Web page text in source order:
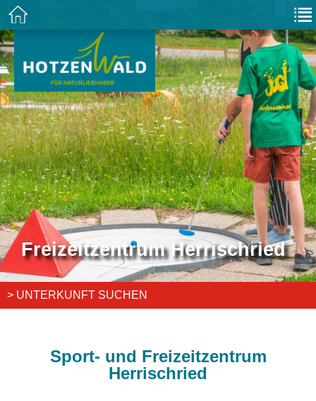
Freizeitzentrum Herrischried
> UNTERKUNFT SUCHEN
Sport- und Freizeitzentrum
Herrischried